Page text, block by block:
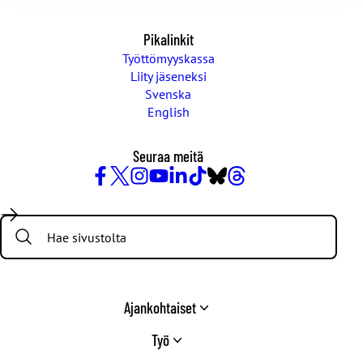
Pikalinkit
Työttömyyskassa
Liity jäseneksi
Svenska
English
Seuraa meitä
/
Twitter
Search:
Ajankohtaiset
Työ